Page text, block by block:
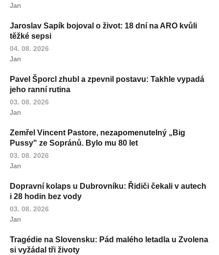
Jan
Jaroslav Sapík bojoval o život: 18 dní na ARO kvůli
těžké sepsi
04. 08. 2026
Jan
Pavel Šporcl zhubl a zpevnil postavu: Takhle vypadá
jeho ranní rutina
03. 08. 2026
Jan
Zemřel Vincent Pastore, nezapomenutelný „Big
Pussy" ze Sopránů. Bylo mu 80 let
03. 08. 2026
Jan
Dopravní kolaps u Dubrovníku: Řidiči čekali v autech
i 28 hodin bez vody
03. 08. 2026
Jan
Tragédie na Slovensku: Pád malého letadla u Zvolena
si vyžádal tři životy